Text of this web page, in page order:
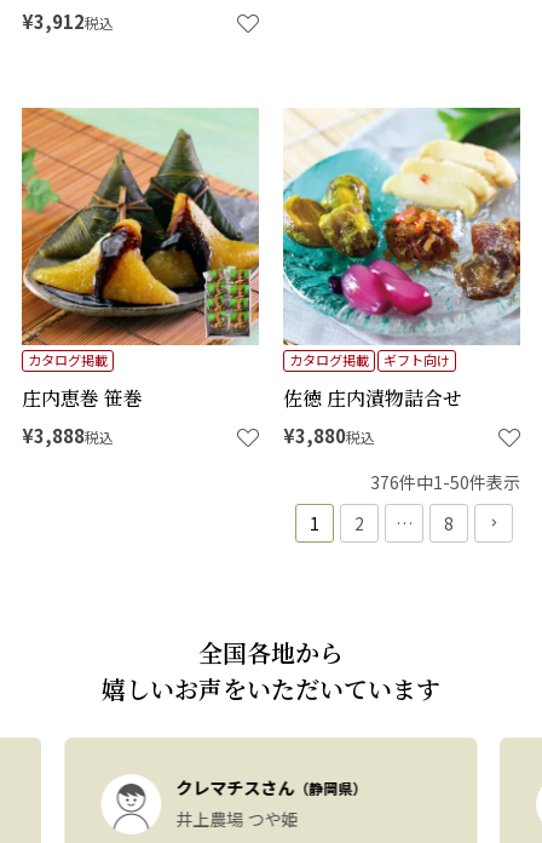
¥3,912税込
庄内恵巻 笹巻
カタログ掲載
¥3,888税込
佐徳 庄内漬物詰合せ
カタログ掲載 ギフト向け
¥3,880税込
376件中1-50件表示
1
2 … 8
全国各地から
嬉しいお声をいただいています
クレマチスさん（静岡県）
井上農場 つや姫